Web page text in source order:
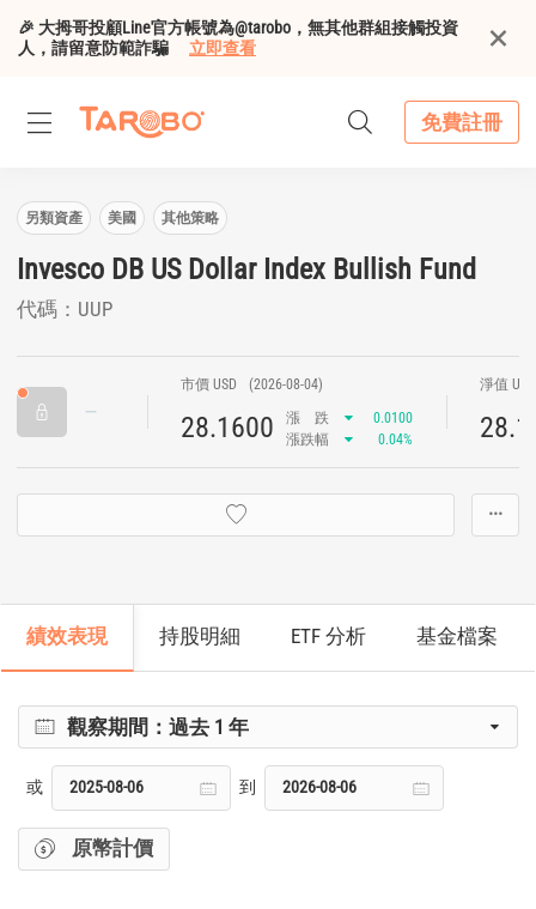
🎉 大拇哥投顧Line官方帳號為@tarobo，無其他群組接觸投資
人，請留意防範詐騙
立即查看
免費註冊
另類資產 美國 其他策略
Invesco DB US Dollar Index Bullish Fund
代碼：UUP
市價 USD (2026-08-04)
28.1600 漲 跌
0.0100
漲跌幅
0.04%
淨值
···
績效表現 持股明細 ETF 分析 基金檔案
觀察期間：過去 1 年
或 到
原幣計價